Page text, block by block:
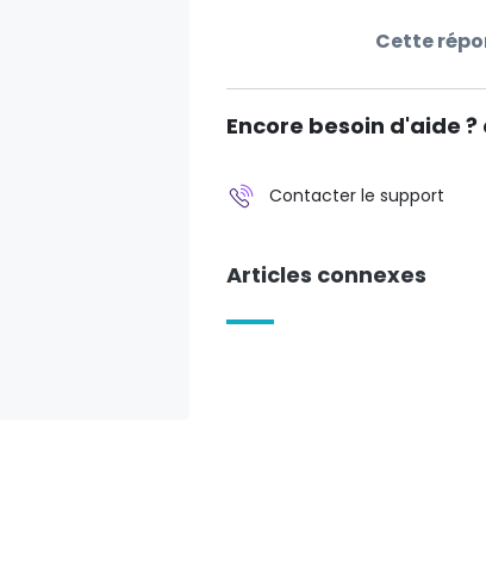
Cette
Encore besoin d'aide
Contacter le support
Articles connexes